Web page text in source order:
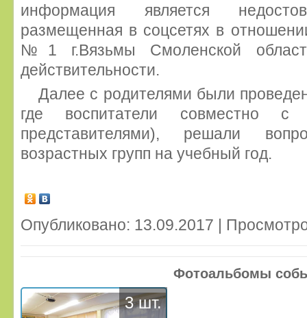
информация является
размещенная в соцсетях в
№1 г.Вязьмы Смоленской
действительности.
Далее с родителями были
где воспитатели совместно с
представителями), решали
возрастных групп на учебный год.
Опубликовано: 13.09.2017 |
Фотоальбомы
3 шт.